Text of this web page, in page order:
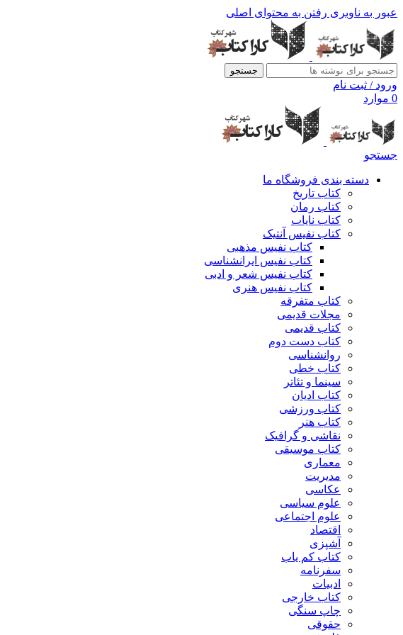
عبور به ناوبری رفتن به محتوای اصلی
جستجو
ورود / ثبت نام
0 موارد
جستجو
دسته بندی فروشگاه ما
کتاب تاریخ
کتاب رمان
کتاب نایاب
کتاب نفیس آنتیک
کتاب نفیس مذهبی
کتاب نفیس ایرانشناسی
کتاب نفیس شعر و ادبی
کتاب نفیس هنری
کتاب متفرقه
مجلات قدیمی
کتاب قدیمی
کتاب دست دوم
روانشناسی
کتاب خطی
سینما و تئاتر
کتاب ادیان
کتاب ورزشی
کتاب هنر
نقاشی و گرافیک
کتاب موسیقی
معماری
مدیریت
عکاسی
علوم سیاسی
علوم اجتماعی
اقتصاد
آشپزی
کتاب کم یاب
سفرنامه
ادبیات
کتاب خارجی
چاپ سنگی
حقوقی